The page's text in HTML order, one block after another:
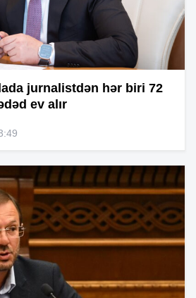
jurnalistdən hər biri 72
ev alır